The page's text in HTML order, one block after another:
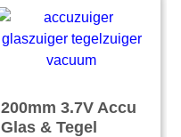
200mm 3.7V Accu
Glas & Tegel